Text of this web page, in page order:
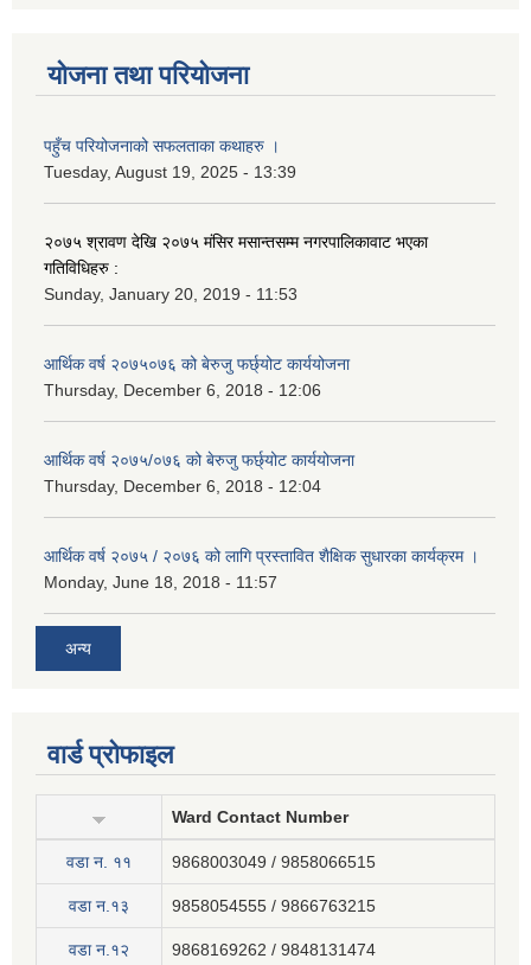
योजना तथा परियोजना
पहुँच परियोजनाको सफलताका कथाहरु ।
Tuesday, August 19, 2025 - 13:39
२०७५ श्रावण देखि २०७५ मंसिर मसान्तसम्म नगरपालिकावाट भएका
गतिविधिहरु :
Sunday, January 20, 2019 - 11:53
आर्थिक वर्ष २०७५०७६ को बेरुजु फर्छ्योट कार्ययोजना
Thursday, December 6, 2018 - 12:06
आर्थिक वर्ष २०७५/०७६ को बेरुजु फर्छ्योट कार्ययोजना
Thursday, December 6, 2018 - 12:04
आर्थिक वर्ष २०७५ / २०७६ को लागि प्रस्तावित शैक्षिक सुधारका कार्यक्रम ।
Monday, June 18, 2018 - 11:57
अन्य
वार्ड प्रोफाइल
Ward Contact Number
वडा न‍. ११ 9868003049 / 9858066515
वडा न.१३ 9858054555 / 9866763215
वडा न.१२ 9868169262 / 9848131474